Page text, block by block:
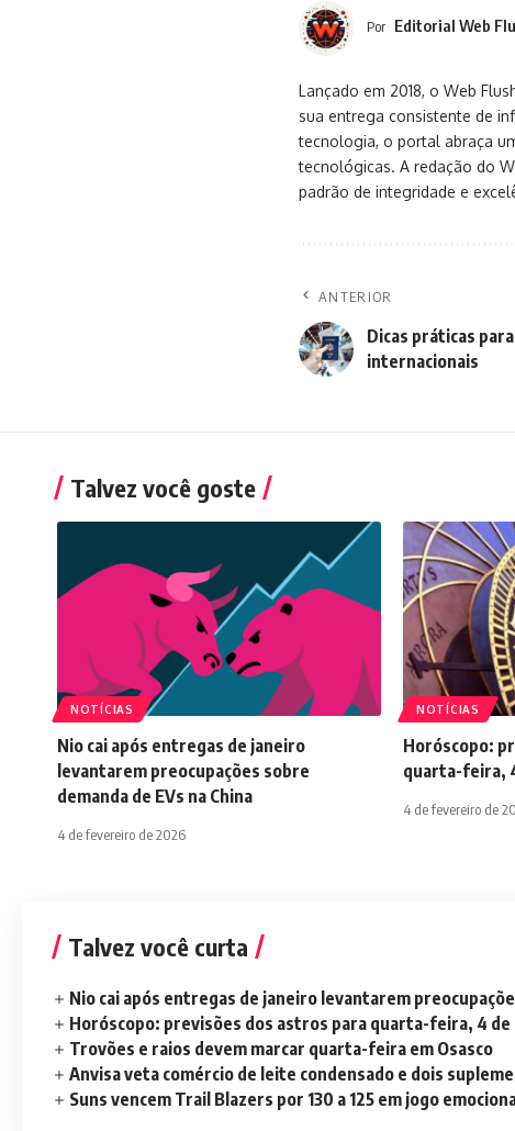
Por Editorial Web
Lançado em 2018, o Web
sua entrega consistente de
tecnologia, o portal abraça
tecnológicas. A redação do
padrão de integridade e
ANTERIOR
Dicas práticas
internacionais
Talvez você goste
NOTÍCIAS
Nio cai após entregas de janeiro
levantarem preocupações sobre
demanda de EVs na China
4 de fevereiro de 2026
NOTÍCIAS
Horóscopo:
quarta-feira,
4 de fevereiro de
Talvez você curta
Nio cai após entregas de janeiro levantarem
Horóscopo: previsões dos astros para quarta-feira, 4
Trovões e raios devem marcar quarta-feira em Osasco
Anvisa veta comércio de leite condensado e dois
Suns vencem Trail Blazers por 130 a 125 em jogo